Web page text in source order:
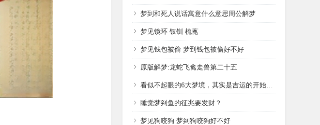
梦到和死人说话寓意什么意思周公解梦
梦见镜环 钗钏 梳蓖
梦见钱包被偷 梦到钱包被偷好不好
原版解梦:龙蛇飞禽走兽第二十五
看似不起眼的6大梦境，其实是吉运的开始，事业腾飞，健康幸福！
睡觉梦到鱼的征兆要发财？
梦见狗咬狗 梦到狗咬狗好不好